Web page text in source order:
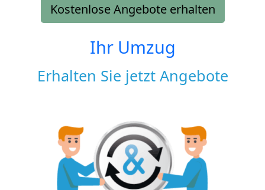
Kostenlose Angebote erhalten
Ihr Umzug
Erhalten Sie jetzt Angebote